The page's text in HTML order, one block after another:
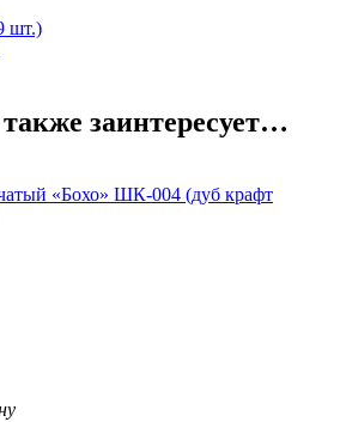
шт.)
заинтересует…
«Бохо» ШК-004 (дуб крафт